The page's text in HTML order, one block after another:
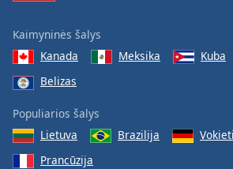
Kaimyninės šalys
Kanada
Meksika Kuba
Belizas
Populiarios šalys
Lietuva
Brazilija
Prancūzija